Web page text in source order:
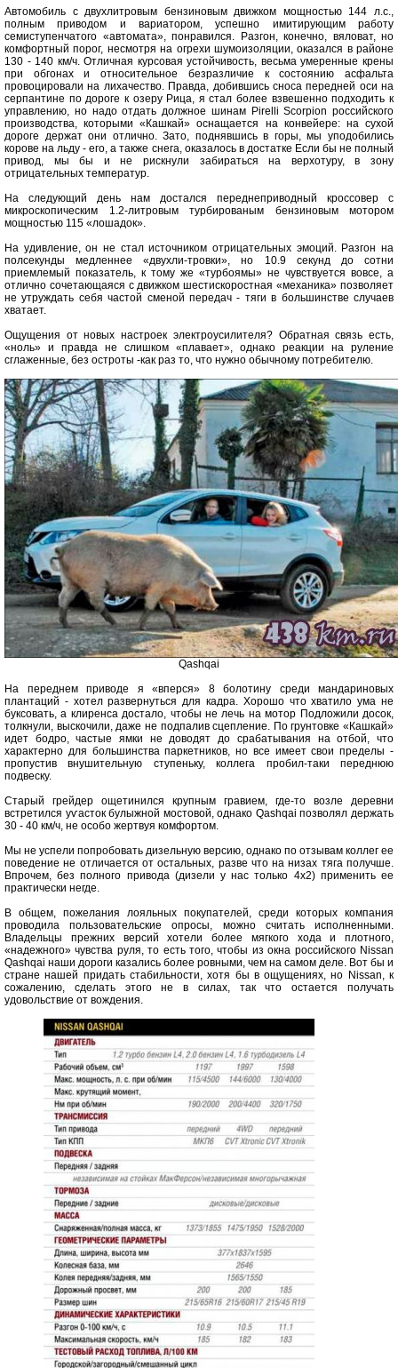
Автомобиль с двухлитровым бензиновым движком мощностью 144 л.с.,
полным приводом и вариатором, успешно имитирующим работу
семиступенчатого «автомата», понравился. Разгон, конечно, вяловат, но
комфортный порог, несмотря на огрехи шумоизоляции, оказался в районе
130 - 140 км/ч. Отличная курсовая устойчивость, весьма умеренные крены
при обгонах и относительное безразличие к состоянию асфальта
провоцировали на лихачество. Правда, добившись сноса передней оси на
серпантине по дороге к озеру Рица, я стал более взвешенно подходить к
управлению, но надо отдать должное шинам Pirelli Scorpion российского
производства, которыми «Кашкай» оснащается на конвейере: на сухой
дороге держат они отлично. Зато, поднявшись в горы, мы уподобились
корове на льду - его, а также снега, оказалось в достатке Если бы не полный
привод, мы бы и не рискнули забираться на верхотуру, в зону
отрицательных температур.
На следующий день нам достался переднеприводный кроссовер с
микроскопическим 1.2-литровым турбированым бензиновым мотором
мощностью 115 «лошадок».
На удивление, он не стал источником отрицательных эмоций. Разгон на
полсекунды медленнее «двухли-тровки», но 10.9 секунд до сотни
приемлемый показатель, к тому же «турбоямы» не чувствуется вовсе, а
отлично сочетающаяся с движком шестискоростная «механика» позволяет
не утруждать себя частой сменой передач - тяги в большинстве случаев
хватает.
Ощущения от новых настроек электроусилителя? Обратная связь есть,
«ноль» и правда не слишком «плавает», однако реакции на руление
сглаженные, без остроты -как раз то, что нужно обычному потребителю.
Qashqai
На переднем приводе я «вперся» 8 болотину среди мандариновых
плантаций - хотел развернуться для кадра. Хорошо что хватило ума не
буксовать, а клиренса достало, чтобы не лечь на мотор Подложили досок,
толкнули, выскочили, даже не подпалив сцепление. По грунтовке «Кашкай»
идет бодро, частые ямки не доводят до срабатывания на отбой, что
характерно для большинства паркетников, но все имеет свои пределы -
пропустив внушительную ступеньку, коллега пробил-таки переднюю
подвеску.
Старый грейдер ощетинился крупным гравием, где-то возле деревни
встретился уѵасток булыжной мостовой, однако Qashqai позволял держать
30 - 40 км/ч, не особо жертвуя комфортом.
Мы не успели попробовать дизельную версию, однако по отзывам коллег ее
поведение не отличается от остальных, разве что на низах тяга получше.
Впрочем, без полного привода (дизели у нас только 4x2) применить ее
практически негде.
В общем, пожелания лояльных покупателей, среди которых компания
проводила пользовательские опросы, можно считать исполненными.
Владельцы прежних версий хотели более мягкого хода и плотного,
«надежного» чувства руля, то есть того, чтобы из окна российского Nissan
Qashqai наши дороги казались более ровными, чем на самом деле. Вот бы и
стране нашей придать стабильности, хотя бы в ощущениях, но Nissan, к
сожалению, сделать этого не в силах, так что остается получать
удовольствие от вождения.